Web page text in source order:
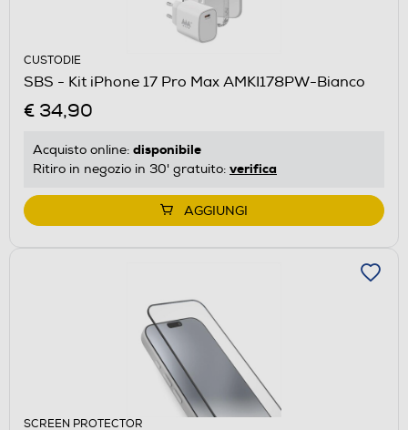
CUSTODIE
SBS - Kit iPhone 17 Pro Max AMKI178PW-Bianco
€ 34,90
Acquisto online: disponibile
Ritiro in negozio in 30' gratuito: verifica
AGGIUNGI
SCREEN PROTECTOR